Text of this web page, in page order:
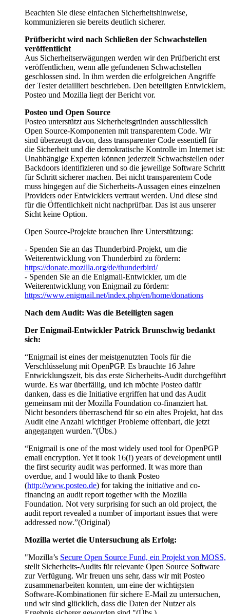
Beachten Sie diese einfachen Sicherheitshinweise,
kommunizieren sie bereits deutlich sicherer.
Prüfbericht wird nach Schließen der Schwachstellen
veröffentlicht
Aus Sicherheitserwägungen werden wir den Prüfbericht erst
veröffentlichen, wenn alle gefundenen Schwachstellen
geschlossen sind. In ihm werden die erfolgreichen Angriffe
der Tester detailliert beschrieben. Den beteiligten Entwicklern,
Posteo und Mozilla liegt der Bericht vor.
Posteo und Open Source
Posteo unterstützt aus Sicherheitsgründen ausschliesslich
Open Source-Komponenten mit transparentem Code. Wir
sind überzeugt davon, dass transparenter Code essentiell für
die Sicherheit und die demokratische Kontrolle im Internet ist:
Unabhängige Experten können jederzeit Schwachstellen oder
Backdoors identifizieren und so die jeweilige Software Schritt
für Schritt sicherer machen. Bei nicht transparentem Code
muss hingegen auf die Sicherheits-Aussagen eines einzelnen
Providers oder Entwicklers vertraut werden. Und diese sind
für die Öffentlichkeit nicht nachprüfbar. Das ist aus unserer
Sicht keine Option.
Open Source-Projekte brauchen Ihre Unterstützung:
- Spenden Sie an das Thunderbird-Projekt, um die
Weiterentwicklung von Thunderbird zu fördern:
https://donate.mozilla.org/de/thunderbird/
- Spenden Sie an die Enigmail-Entwickler, um die
Weiterentwicklung von Enigmail zu fördern:
https://www.enigmail.net/index.php/en/home/donations
Nach dem Audit: Was die Beteiligten sagen
Der Enigmail-Entwickler Patrick Brunschwig bedankt
sich:
“Enigmail ist eines der meistgenutzten Tools für die
Verschlüsselung mit OpenPGP. Es brauchte 16 Jahre
Entwicklungszeit, bis das erste Sicherheits-Audit durchgeführt
wurde. Es war überfällig, und ich möchte Posteo dafür
danken, dass es die Initiative ergriffen hat und das Audit
gemeinsam mit der Mozilla Foundation co-finanziert hat.
Nicht besonders überraschend für so ein altes Projekt, hat das
Audit eine Anzahl wichtiger Probleme offenbart, die jetzt
angegangen wurden.”(Übs.)
“Enigmail is one of the most widely used tool for OpenPGP
email encryption. Yet it took 16(!) years of development until
the first security audit was performed. It was more than
overdue, and I would like to thank Posteo
(http://www.posteo.de) for taking the initiative and co-
financing an audit report together with the Mozilla
Foundation. Not very surprising for such an old project, the
audit report revealed a number of important issues that were
addressed now.”(Original)
Mozilla wertet die Untersuchung als Erfolg:
"Mozilla’s Secure Open Source Fund, ein Projekt von MOSS,
stellt Sicherheits-Audits für relevante Open Source Software
zur Verfügung. Wir freuen uns sehr, dass wir mit Posteo
zusammenarbeiten konnten, um eine der wichtigsten
Software-Kombinationen für sichere E-Mail zu untersuchen,
und wir sind glücklich, dass die Daten der Nutzer als